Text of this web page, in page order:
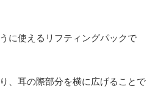
に使えるリフティングパックで
、耳の際部分を横に広げることで